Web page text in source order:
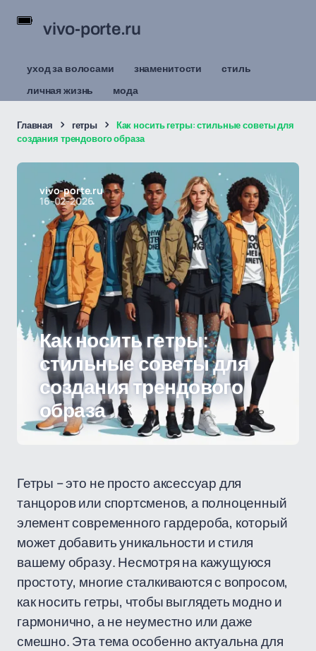
vivo-porte.ru
уход за волосами знаменитости
стиль
личная жизнь
мода
Главная гетры
Как носить гетры: стильные советы для
создания трендового образа
vivo-porte.ru
16-02-2026
Как носить гетры:
стильные советы для
создания трендового
образа
Гетры – это не просто аксессуар для
танцоров или спортсменов, а полноценный
элемент современного гардероба, который
может добавить уникальности и стиля
вашему образу. Несмотря на кажущуюся
простоту, многие сталкиваются с вопросом,
как носить гетры, чтобы выглядеть модно и
гармонично, а не неуместно или даже
смешно. Эта тема особенно актуальна для